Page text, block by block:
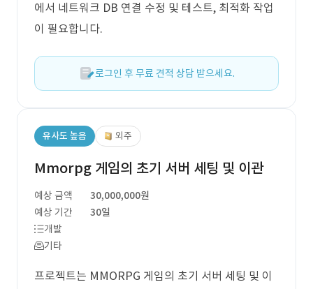
에서 네트워크 DB 연결 수정 및 테스트, 최적화 작업
이 필요합니다.
로그인 후 무료 견적 상담 받으세요.
유사도 높음 외주
Mmorpg 게임의 초기 서버 세팅 및 이관
예상 금액
30,000,000원
예상 기간
30일
개발
기타
프로젝트는 MMORPG 게임의 초기 서버 세팅 및 이